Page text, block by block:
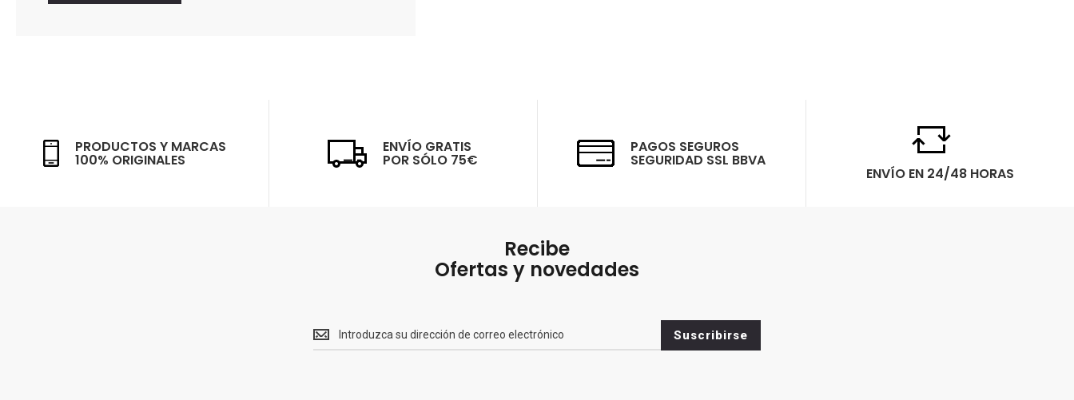
PRODUCTOS Y MARCAS
100% ORIGINALES
ENVÍO GRATIS
POR SÓLO 75€
PAGOS SEGUROS
SEGURIDAD SSL BBVA
ENVÍO EN 24/48 HORAS
Recibe
Ofertas y novedades
Recibe<br>
Ofertas
Suscribirse